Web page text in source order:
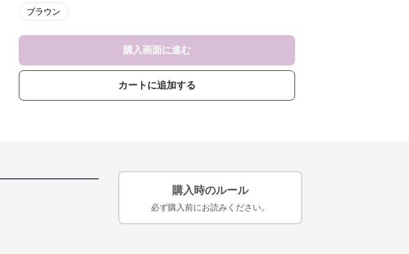
ブラウン
購入画面に進む
カートに追加する
購入時のルール
必ず購入前にお読みください。